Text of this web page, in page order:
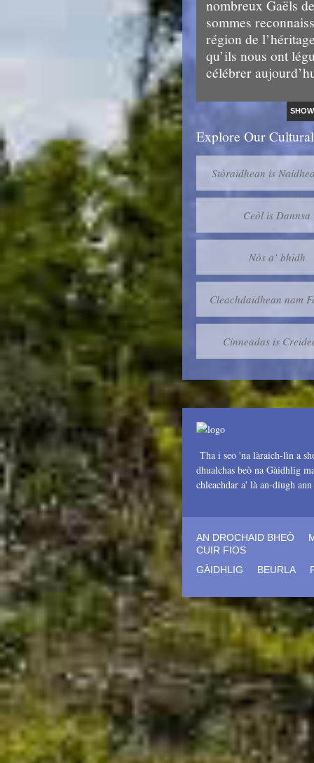
nombreux Gaëls
sommes
région de
qu’ils nous ont
célébrer
Explore Our
Stòraidhean is
Ceòl is Dannsa
Nòs a’ bhìdh
Cleachdaidhean nam
Cinneadas is
Tha i seo 'na làraich-lìn a
dhualchas beò na Gàidhlig
chleachdar a' là an-diugh
AN DROCHAID BHEÒ
CUIR FIOS
GÀIDHLIG
BEURLA